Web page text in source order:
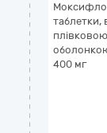
таблетки,
плівковою
400 мг